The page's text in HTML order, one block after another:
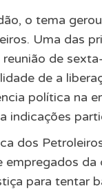
, o tema
Uma das
de
de a
política na
indicações
dos
empregados da
para tentar